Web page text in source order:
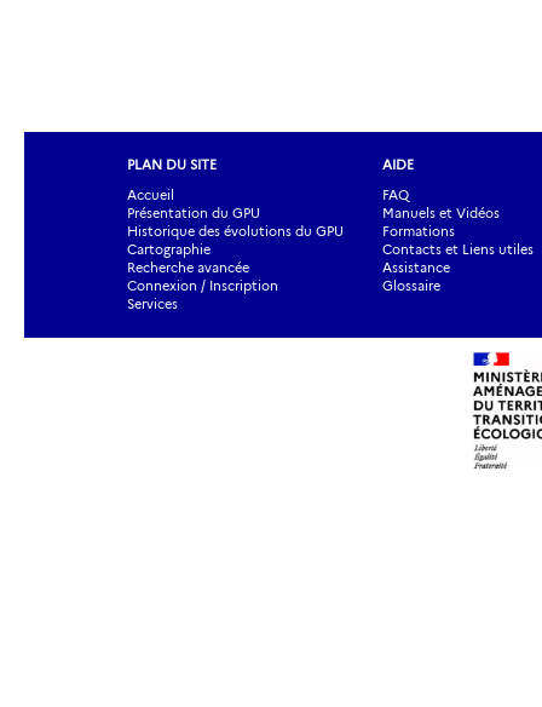
PLAN DU SITE
Accueil
Présentation du GPU
Historique des évolutions du GPU
Cartographie
Recherche avancée
Connexion / Inscription
Services
AIDE
FAQ
Manuels et Vidéos
Formations
Contacts et Liens utiles
Assistance
Glossaire